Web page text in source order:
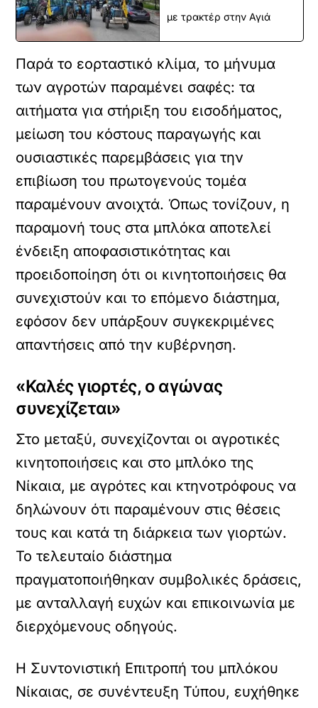
με τρακτέρ στην Αγιά
Παρά το εορταστικό κλίμα, το μήνυμα
των αγροτών παραμένει σαφές: τα
αιτήματα για στήριξη του εισοδήματος,
μείωση του κόστους παραγωγής και
ουσιαστικές παρεμβάσεις για την
επιβίωση του πρωτογενούς τομέα
παραμένουν ανοιχτά. Όπως τονίζουν, η
παραμονή τους στα μπλόκα αποτελεί
ένδειξη αποφασιστικότητας και
προειδοποίηση ότι οι κινητοποιήσεις θα
συνεχιστούν και το επόμενο διάστημα,
εφόσον δεν υπάρξουν συγκεκριμένες
απαντήσεις από την κυβέρνηση.
«Καλές γιορτές, ο αγώνας
συνεχίζεται»
Στο μεταξύ, συνεχίζονται οι αγροτικές
κινητοποιήσεις και στο μπλόκο της
Νίκαια, με αγρότες και κτηνοτρόφους να
δηλώνουν ότι παραμένουν στις θέσεις
τους και κατά τη διάρκεια των γιορτών.
Το τελευταίο διάστημα
πραγματοποιήθηκαν συμβολικές δράσεις,
με ανταλλαγή ευχών και επικοινωνία με
διερχόμενους οδηγούς.
Η Συντονιστική Επιτροπή του μπλόκου
Νίκαιας, σε συνέντευξη Τύπου, ευχήθηκε